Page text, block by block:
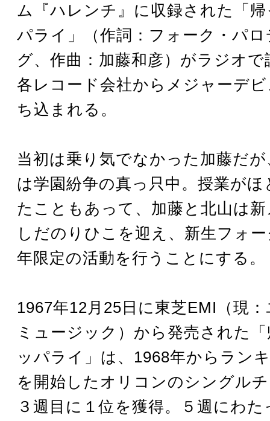
ム『ハレンチ』に収録された「
パライ」（作詞：フォーク・パ
グ、作曲：加藤和彦）がラジオ
各レコード会社からメジャーデ
ち込まれる。
当初は乗り気でなかった加藤だ
は学園紛争の真っ只中。授業が
たこともあって、加藤と北山は
しだのりひこを迎え、新生フォ
年限定の活動を行うことにする。
1967年12月25日に東芝EMI（現
ミュージック）から発売された
ッパライ」は、1968年からラン
を開始したオリコンのシングル
３週目に１位を獲得。５週にわ